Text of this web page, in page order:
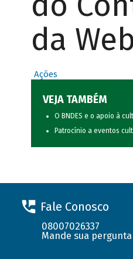
da
Ações
VEJA TAMBÉM
O BNDES e o apoio à
Patrocínio a eventos
Fale Conosco
08007026337
Mande sua pergunta